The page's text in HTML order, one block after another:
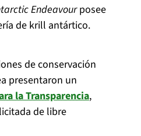
Endeavourposee
de krill antártico.
de conservación
presentaron un
la Transparencia,
de libre